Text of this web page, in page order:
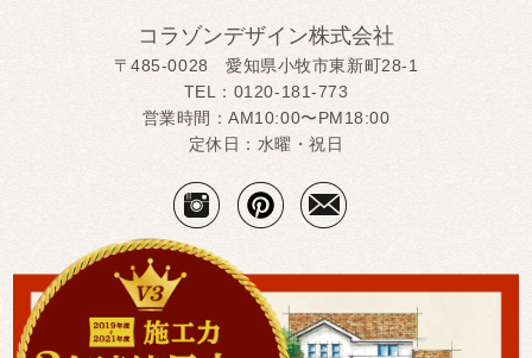
コラゾンデザイン株式会社
〒485-0028 愛知県小牧市東新町28-1
TEL： 0120-181-773
営業時間：AM10:00〜PM18:00
定休日：水曜・祝日